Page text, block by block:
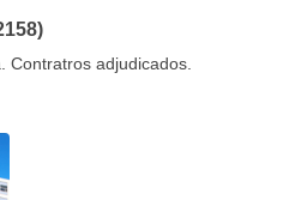
Contratros adjudicados.